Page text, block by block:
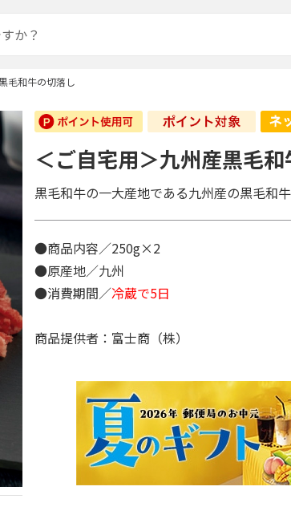
毛和牛の切落し
＜ご自宅用＞九州産黒毛
黒毛和牛の一大産地である九州産の黒毛和牛
●商品内容／250g×2
●原産地／九州
●消費期間／冷蔵で5日
商品提供者：富士商（株）